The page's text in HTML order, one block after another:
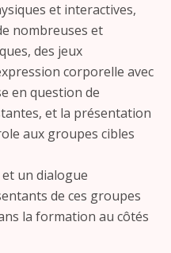
et interactives,
nombreuses et
des jeux
corporelle avec
en question de
et la présentation
aux groupes cibles
un dialogue
de ces groupes
la formation au côtés